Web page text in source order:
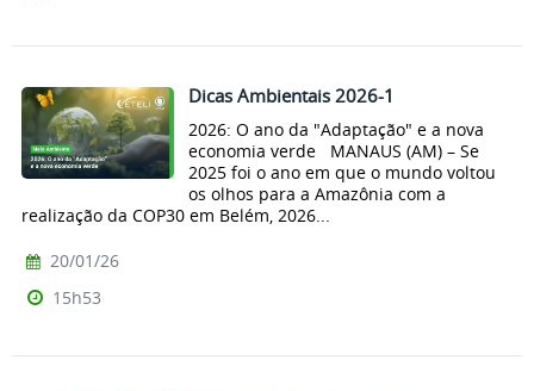
Dicas Ambientais 2026-1
2026: O ano da "Adaptação" e a nova
economia verde MANAUS (AM) – Se
2025 foi o ano em que o mundo voltou
os olhos para a Amazônia com a
realização da COP30 em Belém, 2026...
20/01/26
15h53